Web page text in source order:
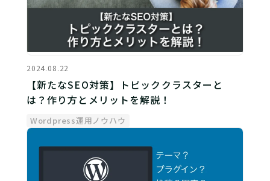
2024.08.22
【新たなSEO対策】トピッククラスターと
は？作り方とメリットを解説！
Wordpress運用ノウハウ